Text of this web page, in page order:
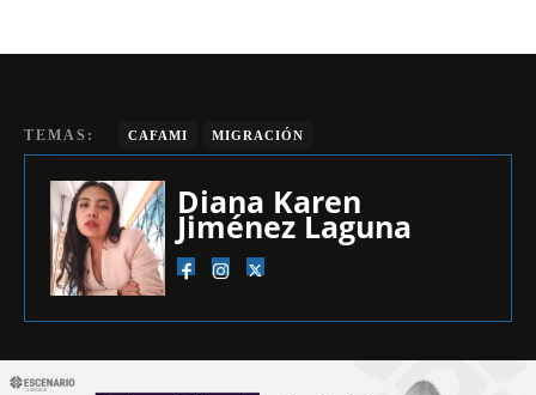
TEMAS: CAFAMI MIGRACIÓN
Diana Karen
Jiménez Laguna